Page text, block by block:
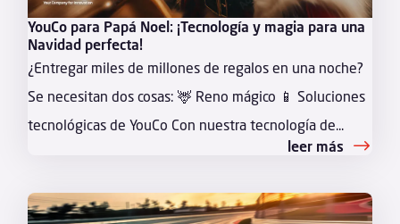
YouCo para Papá Noel: ¡Tecnología y magia para una
Navidad perfecta!
¿Entregar miles de millones de regalos en una noche?
Se necesitan dos cosas: 🦌 Reno mágico 📱 Soluciones
tecnológicas de YouCo Con nuestra tecnología de...
leer más